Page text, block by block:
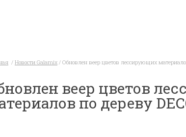
/ Новости Galamix / Обновлен веер цветов лессирующих
веер цветов
по дереву